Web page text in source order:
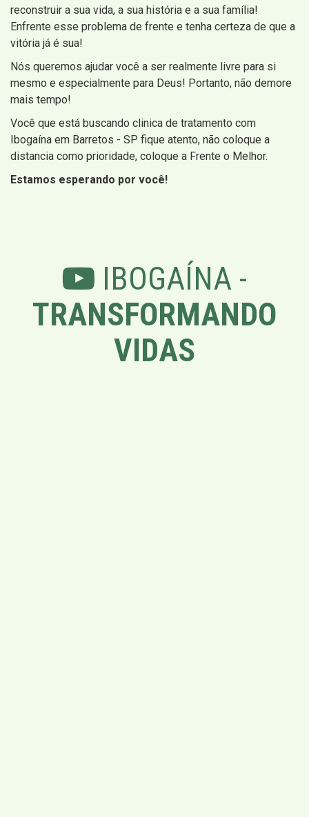
reconstruir a sua vida, a sua história e a sua família!
Enfrente esse problema de frente e tenha certeza de que a
vitória já é sua!
Nós queremos ajudar você a ser realmente livre para si
mesmo e especialmente para Deus! Portanto, não demore
mais tempo!
Você que está buscando clinica de tratamento com
Ibogaína em Barretos - SP fique atento, não coloque a
distancia como prioridade, coloque a Frente o Melhor.
Estamos esperando por você!
IBOGAÍNA -
TRANSFORMANDO
VIDAS